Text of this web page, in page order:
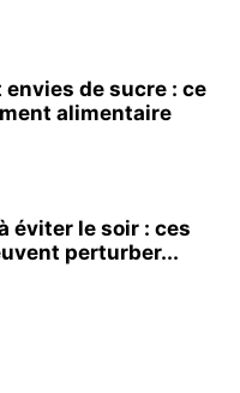
envies de sucre : ce
alimentaire
éviter le soir : ces
perturber...